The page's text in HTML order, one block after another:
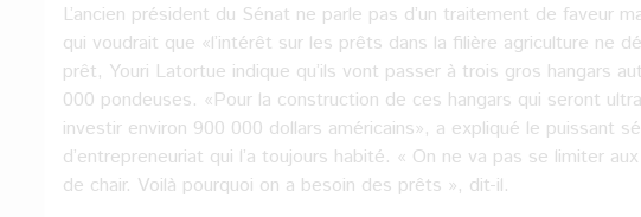
L’ancien président du Sénat ne parle pas d’un traitement de faveur
qui voudrait que «l’intérêt sur les prêts dans la filière agriculture ne
prêt, Youri Latortue indique qu’ils vont passer à trois gros hangars
000 pondeuses. «Pour la construction de ces hangars qui seront
investir environ 900 000 dollars américains», a expliqué le puissant
d’entrepreneuriat qui l’a toujours habité. « On ne va pas se limiter
de chair. Voilà pourquoi on a besoin des prêts », dit-il.